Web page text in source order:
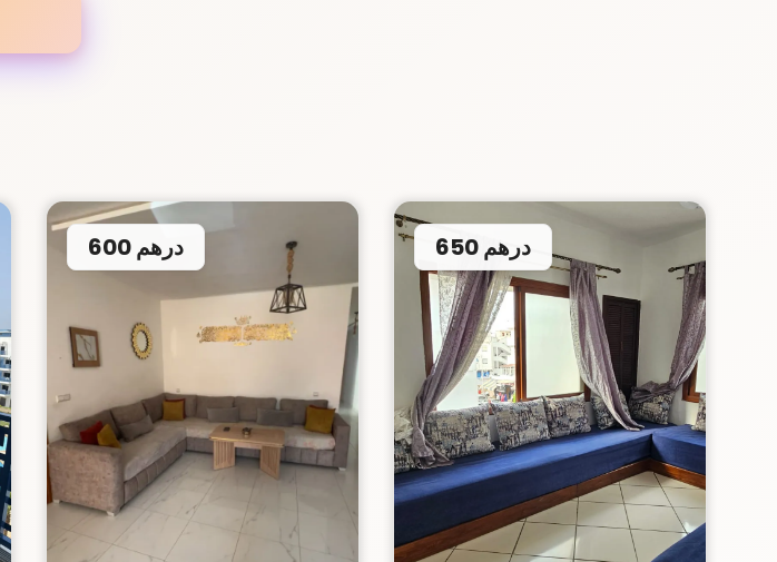
600 درهم 650 درهم